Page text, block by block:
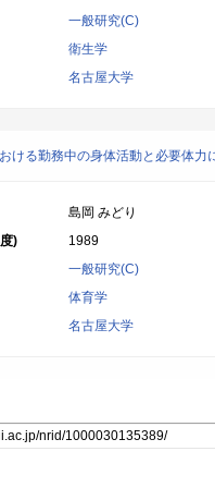
一般研究(C)
衛生学
名古屋大学
ける勤務中の身体活動と必要体力
島岡 みどり
)
1989
一般研究(C)
体育学
名古屋大学